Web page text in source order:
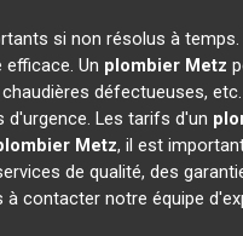
si non résolus à
Un plombier Metz
défectueuses,
Les tarifs d'un
Metz, il est
de qualité, des
à contacter notre équipe